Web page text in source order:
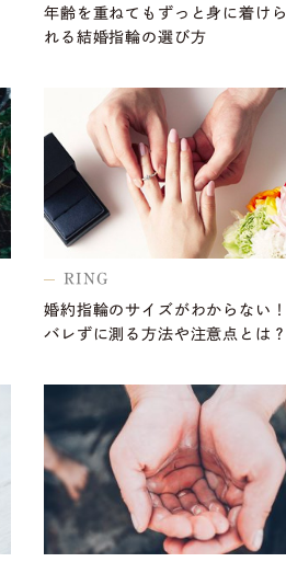
年齢を重ねてもずっと身に着けら
れる結婚指輪の選び方
RING
婚約指輪のサイズがわからない！
バレずに測る方法や注意点とは？